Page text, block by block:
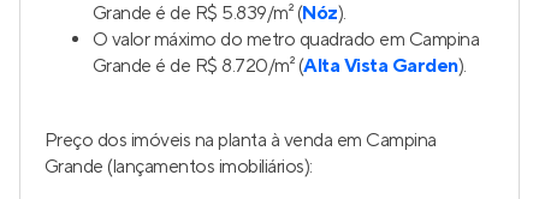
Grande é de R$ 5.839/m² (Nóz).
O valor máximo do metro quadrado em Campina
Grande é de R$ 8.720/m² (Alta Vista Garden).
Preço dos imóveis na planta à venda em Campina
Grande (lançamentos imobiliários):